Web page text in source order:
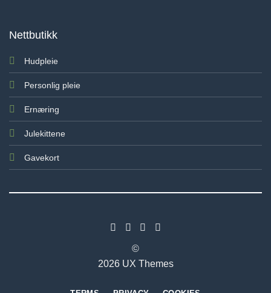
Nettbutikk
Hudpleie
Personlig pleie
Ernæring
Julekittene
Gavekort
©
2026 UX Themes